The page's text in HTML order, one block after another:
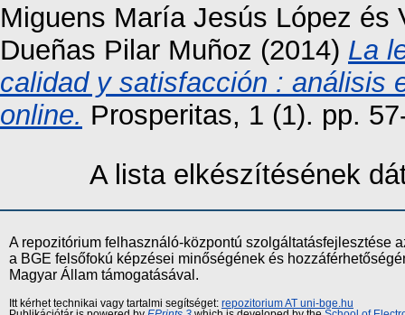
Miguens María Jesús López és
Dueñas Pilar Muñoz (2014) La
calidad y satisfacción : análisis
online. Prosperitas, 1 (1). pp.
A lista elkészítésének
A repozitórium felhasználó-központú szolgáltatásfejlesztése
a BGE felsőfokú képzései minőségének és
Magyar Állam támogatásával.
Itt kérhet technikai vagy tartalmi segítséget: repozitorium AT uni-bge.hu